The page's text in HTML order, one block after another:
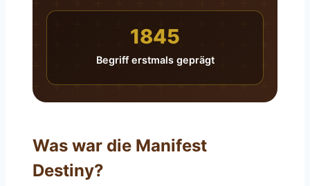
1845
Begriff erstmals geprägt
Was war die Manifest
Destiny?